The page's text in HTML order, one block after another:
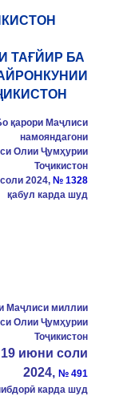
ТАҒЙИР БА
қарори Маҷлиси
намояндагони
Олии Ҷумҳурии
Тоҷикистон
2024, № 1328
қабул карда шуд
Маҷлиси миллии
Олии Ҷумҳурии
Тоҷикистон
19 июни соли
2024, № 491
карда шуд